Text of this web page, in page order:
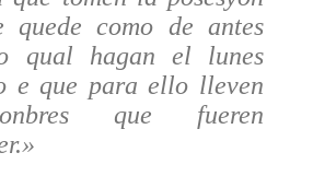
quede como de antes
qual hagan el lunes
e que para ello lleven
que fueren